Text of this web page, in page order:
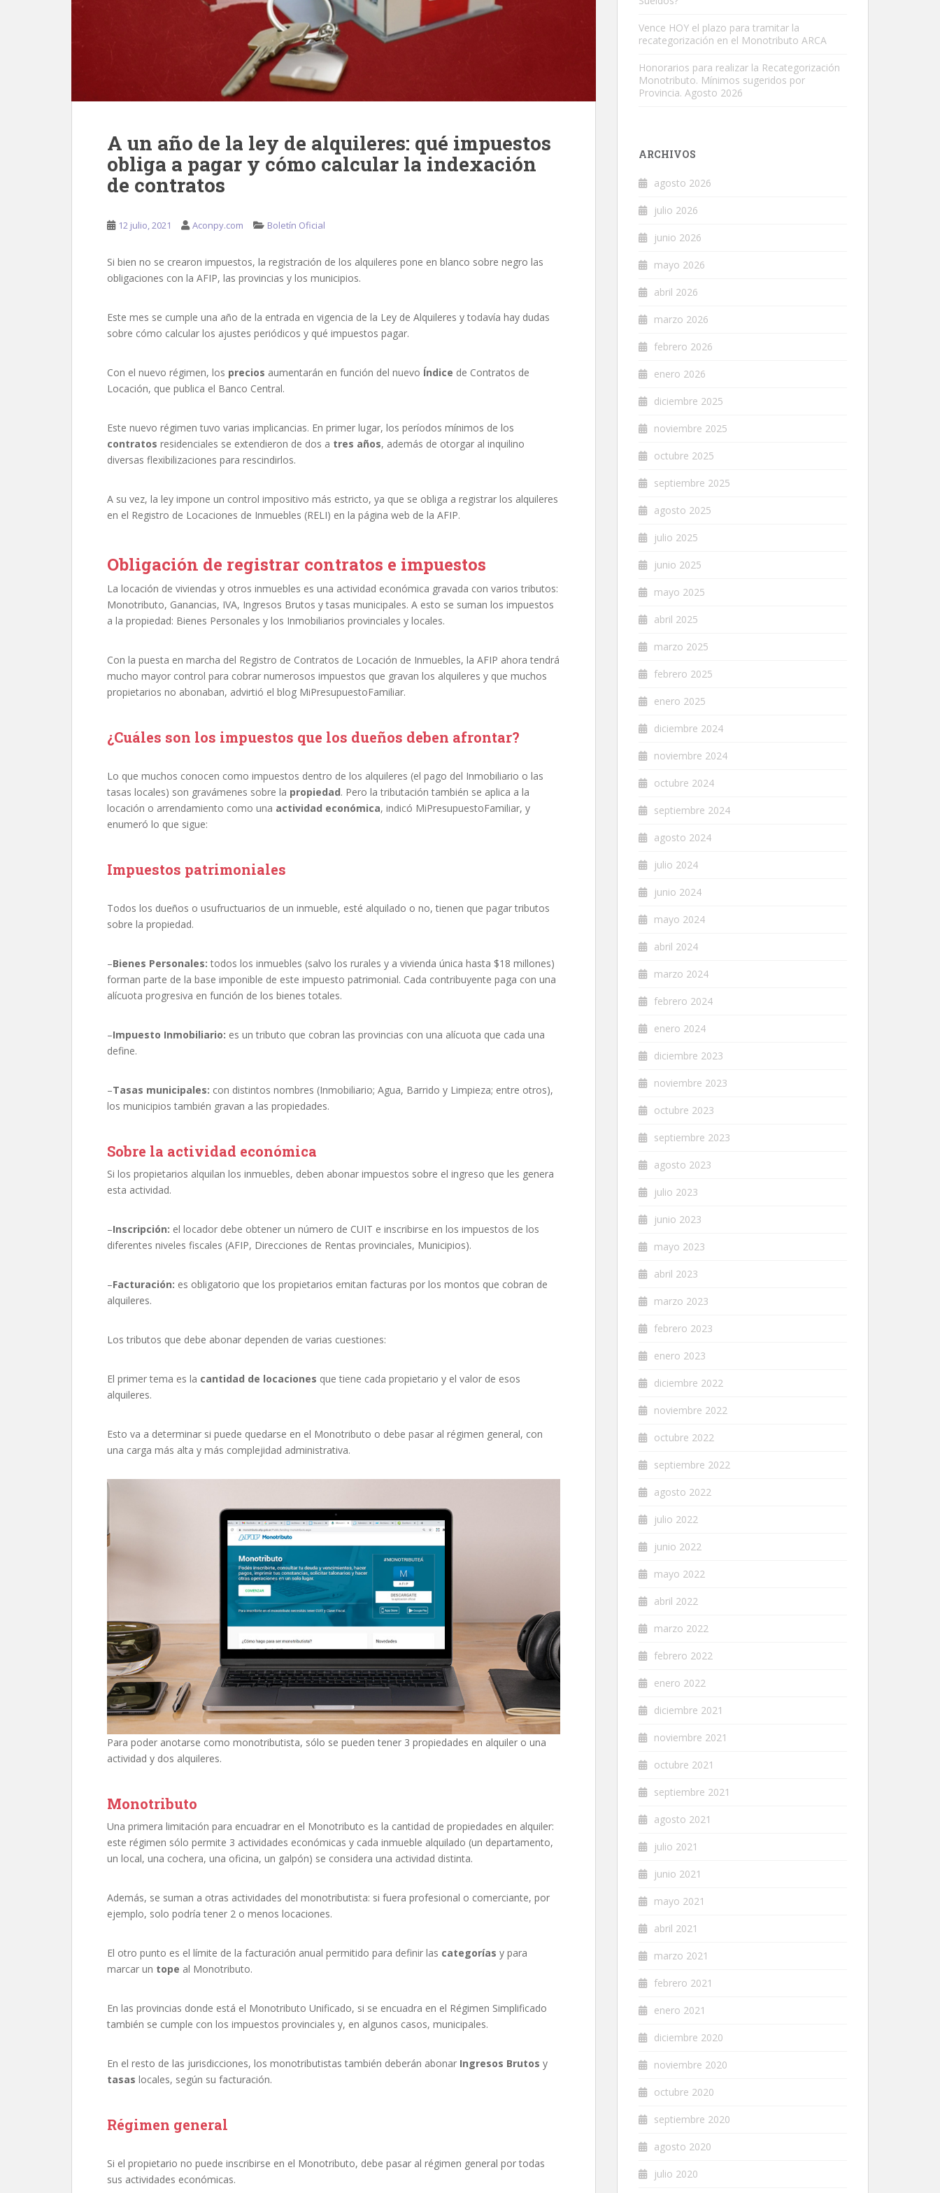
A un año de la ley de alquileres: qué impuestos
obliga a pagar y cómo calcular la indexación
de contratos
12 julio, 2021 Aconpy.com Boletín Oficial
Si bien no se crearon impuestos, la registración de los alquileres pone en blanco sobre negro las
obligaciones con la AFIP, las provincias y los municipios.
Este mes se cumple una año de la entrada en vigencia de la Ley de Alquileres y todavía hay dudas
sobre cómo calcular los ajustes periódicos y qué impuestos pagar.
Con el nuevo régimen, los precios aumentarán en función del nuevo Índice de Contratos de
Locación, que publica el Banco Central.
Este nuevo régimen tuvo varias implicancias. En primer lugar, los períodos mínimos de los
contratos residenciales se extendieron de dos a tres años, además de otorgar al inquilino
diversas flexibilizaciones para rescindirlos.
A su vez, la ley impone un control impositivo más estricto, ya que se obliga a registrar los alquileres
en el Registro de Locaciones de Inmuebles (RELI) en la página web de la AFIP.
Obligación de registrar contratos e impuestos
La locación de viviendas y otros inmuebles es una actividad económica gravada con varios tributos:
Monotributo, Ganancias, IVA, Ingresos Brutos y tasas municipales. A esto se suman los impuestos
a la propiedad: Bienes Personales y los Inmobiliarios provinciales y locales.
Con la puesta en marcha del Registro de Contratos de Locación de Inmuebles, la AFIP ahora tendrá
mucho mayor control para cobrar numerosos impuestos que gravan los alquileres y que muchos
propietarios no abonaban, advirtió el blog MiPresupuestoFamiliar.
¿Cuáles son los impuestos que los dueños deben afrontar?
Lo que muchos conocen como impuestos dentro de los alquileres (el pago del Inmobiliario o las
tasas locales) son gravámenes sobre la propiedad. Pero la tributación también se aplica a la
locación o arrendamiento como una actividad económica, indicó MiPresupuestoFamiliar, y
enumeró lo que sigue:
Impuestos patrimoniales
Todos los dueños o usufructuarios de un inmueble, esté alquilado o no, tienen que pagar tributos
sobre la propiedad.
–Bienes Personales: todos los inmuebles (salvo los rurales y a vivienda única hasta $18 millones)
forman parte de la base imponible de este impuesto patrimonial. Cada contribuyente paga con una
alícuota progresiva en función de los bienes totales.
–Impuesto Inmobiliario: es un tributo que cobran las provincias con una alícuota que cada una
define.
–Tasas municipales: con distintos nombres (Inmobiliario; Agua, Barrido y Limpieza; entre otros),
los municipios también gravan a las propiedades.
Sobre la actividad económica
Si los propietarios alquilan los inmuebles, deben abonar impuestos sobre el ingreso que les genera
esta actividad.
–Inscripción: el locador debe obtener un número de CUIT e inscribirse en los impuestos de los
diferentes niveles fiscales (AFIP, Direcciones de Rentas provinciales, Municipios).
–Facturación: es obligatorio que los propietarios emitan facturas por los montos que cobran de
alquileres.
Los tributos que debe abonar dependen de varias cuestiones:
El primer tema es la cantidad de locaciones que tiene cada propietario y el valor de esos
alquileres.
Esto va a determinar si puede quedarse en el Monotributo o debe pasar al régimen general, con
una carga más alta y más complejidad administrativa.
Para poder anotarse como monotributista, sólo se pueden tener 3 propiedades en alquiler o una
actividad y dos alquileres.
Monotributo
Una primera limitación para encuadrar en el Monotributo es la cantidad de propiedades en alquiler:
este régimen sólo permite 3 actividades económicas y cada inmueble alquilado (un departamento,
un local, una cochera, una oficina, un galpón) se considera una actividad distinta.
Además, se suman a otras actividades del monotributista: si fuera profesional o comerciante, por
ejemplo, solo podría tener 2 o menos locaciones.
El otro punto es el límite de la facturación anual permitido para definir las categorías y para
marcar un tope al Monotributo.
En las provincias donde está el Monotributo Unificado, si se encuadra en el Régimen Simplificado
también se cumple con los impuestos provinciales y, en algunos casos, municipales.
En el resto de las jurisdicciones, los monotributistas también deberán abonar Ingresos Brutos y
tasas locales, según su facturación.
Régimen general
Si el propietario no puede inscribirse en el Monotributo, debe pasar al régimen general por todas
sus actividades económicas.
Vence HOY el plazo para tramitar la
recategorización en el Monotributo ARCA
Honorarios para realizar la Recategorización
Monotributo. Mínimos sugeridos por
Provincia. Agosto 2026
ARCHIVOS
agosto 2026
julio 2026
junio 2026
mayo 2026
abril 2026
marzo 2026
febrero 2026
enero 2026
diciembre 2025
noviembre 2025
octubre 2025
septiembre 2025
agosto 2025
julio 2025
junio 2025
mayo 2025
abril 2025
marzo 2025
febrero 2025
enero 2025
diciembre 2024
noviembre 2024
octubre 2024
septiembre 2024
agosto 2024
julio 2024
junio 2024
mayo 2024
abril 2024
marzo 2024
febrero 2024
enero 2024
diciembre 2023
noviembre 2023
octubre 2023
septiembre 2023
agosto 2023
julio 2023
junio 2023
mayo 2023
abril 2023
marzo 2023
febrero 2023
enero 2023
diciembre 2022
noviembre 2022
octubre 2022
septiembre 2022
agosto 2022
julio 2022
junio 2022
mayo 2022
abril 2022
marzo 2022
febrero 2022
enero 2022
diciembre 2021
noviembre 2021
octubre 2021
septiembre 2021
agosto 2021
julio 2021
junio 2021
mayo 2021
abril 2021
marzo 2021
febrero 2021
enero 2021
diciembre 2020
noviembre 2020
octubre 2020
septiembre 2020
agosto 2020
julio 2020